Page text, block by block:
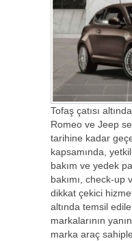
Tofaş çatısı
Romeo ve Jeep
tarihine kadar
kapsamında,
bakım ve yedek
bakımı, check-up
dikkat çekici
altında temsil
markalarının
marka araç